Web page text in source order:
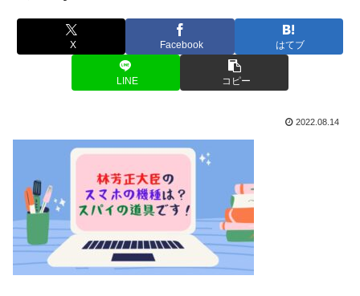
X Facebook はてブ
LINE コピー
2022.08.14